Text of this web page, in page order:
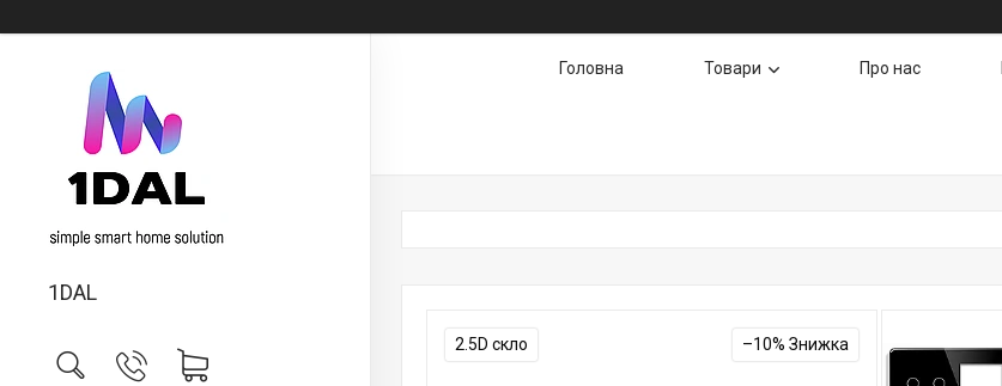
1DAL
Головна Товари Про нас
2.5D скло –10%